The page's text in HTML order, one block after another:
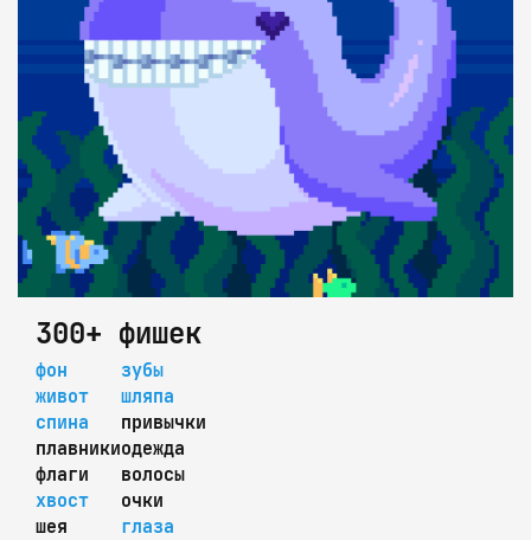
300+ фишек
фон
живот
спина
плавники
флаги
хвост
шея
зубы
шляпа
привычки
одежда
волосы
очки
глаза